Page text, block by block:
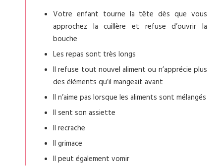
Votre enfant tourne la tête dès que vous
approchez la cuillère et refuse d’ouvrir la
bouche
Les repas sont très longs
Il refuse tout nouvel aliment ou n’apprécie plus
des éléments qu’il mangeait avant
Il n’aime pas lorsque les aliments sont mélangés
Il sent son assiette
Il recrache
Il grimace
Il peut également vomir